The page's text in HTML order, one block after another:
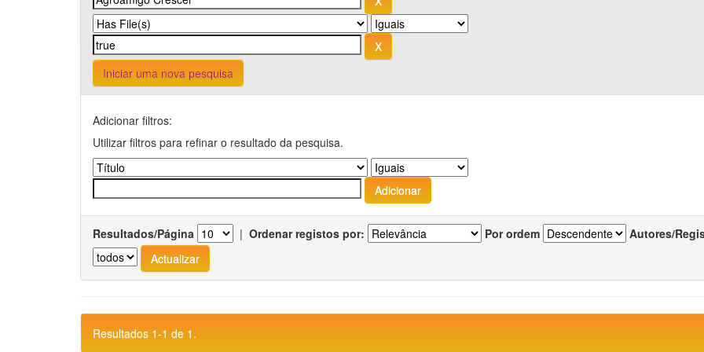
Iniciar uma nova pesquisa
Adicionar filtros:
Utilizar filtros para refinar o resultado da pesquisa.
Resultados/Página | Ordenar registos por: Por ordem Autores/
Resultados 1-1 de 1.